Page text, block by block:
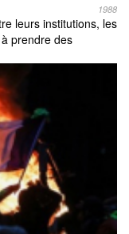
1988
leurs institutions, les
prendre des